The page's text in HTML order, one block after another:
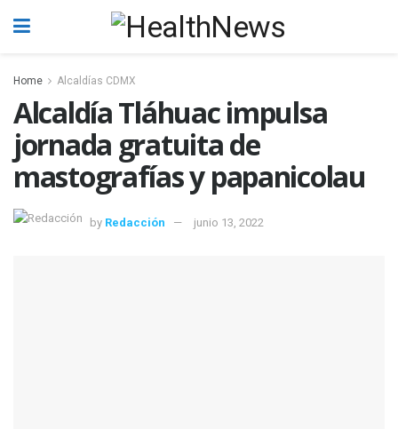
Home Alcaldías CDMX
Alcaldía Tláhuac impulsa
jornada gratuita de
mastografías y papanicolau
by Redacción junio 13, 2022